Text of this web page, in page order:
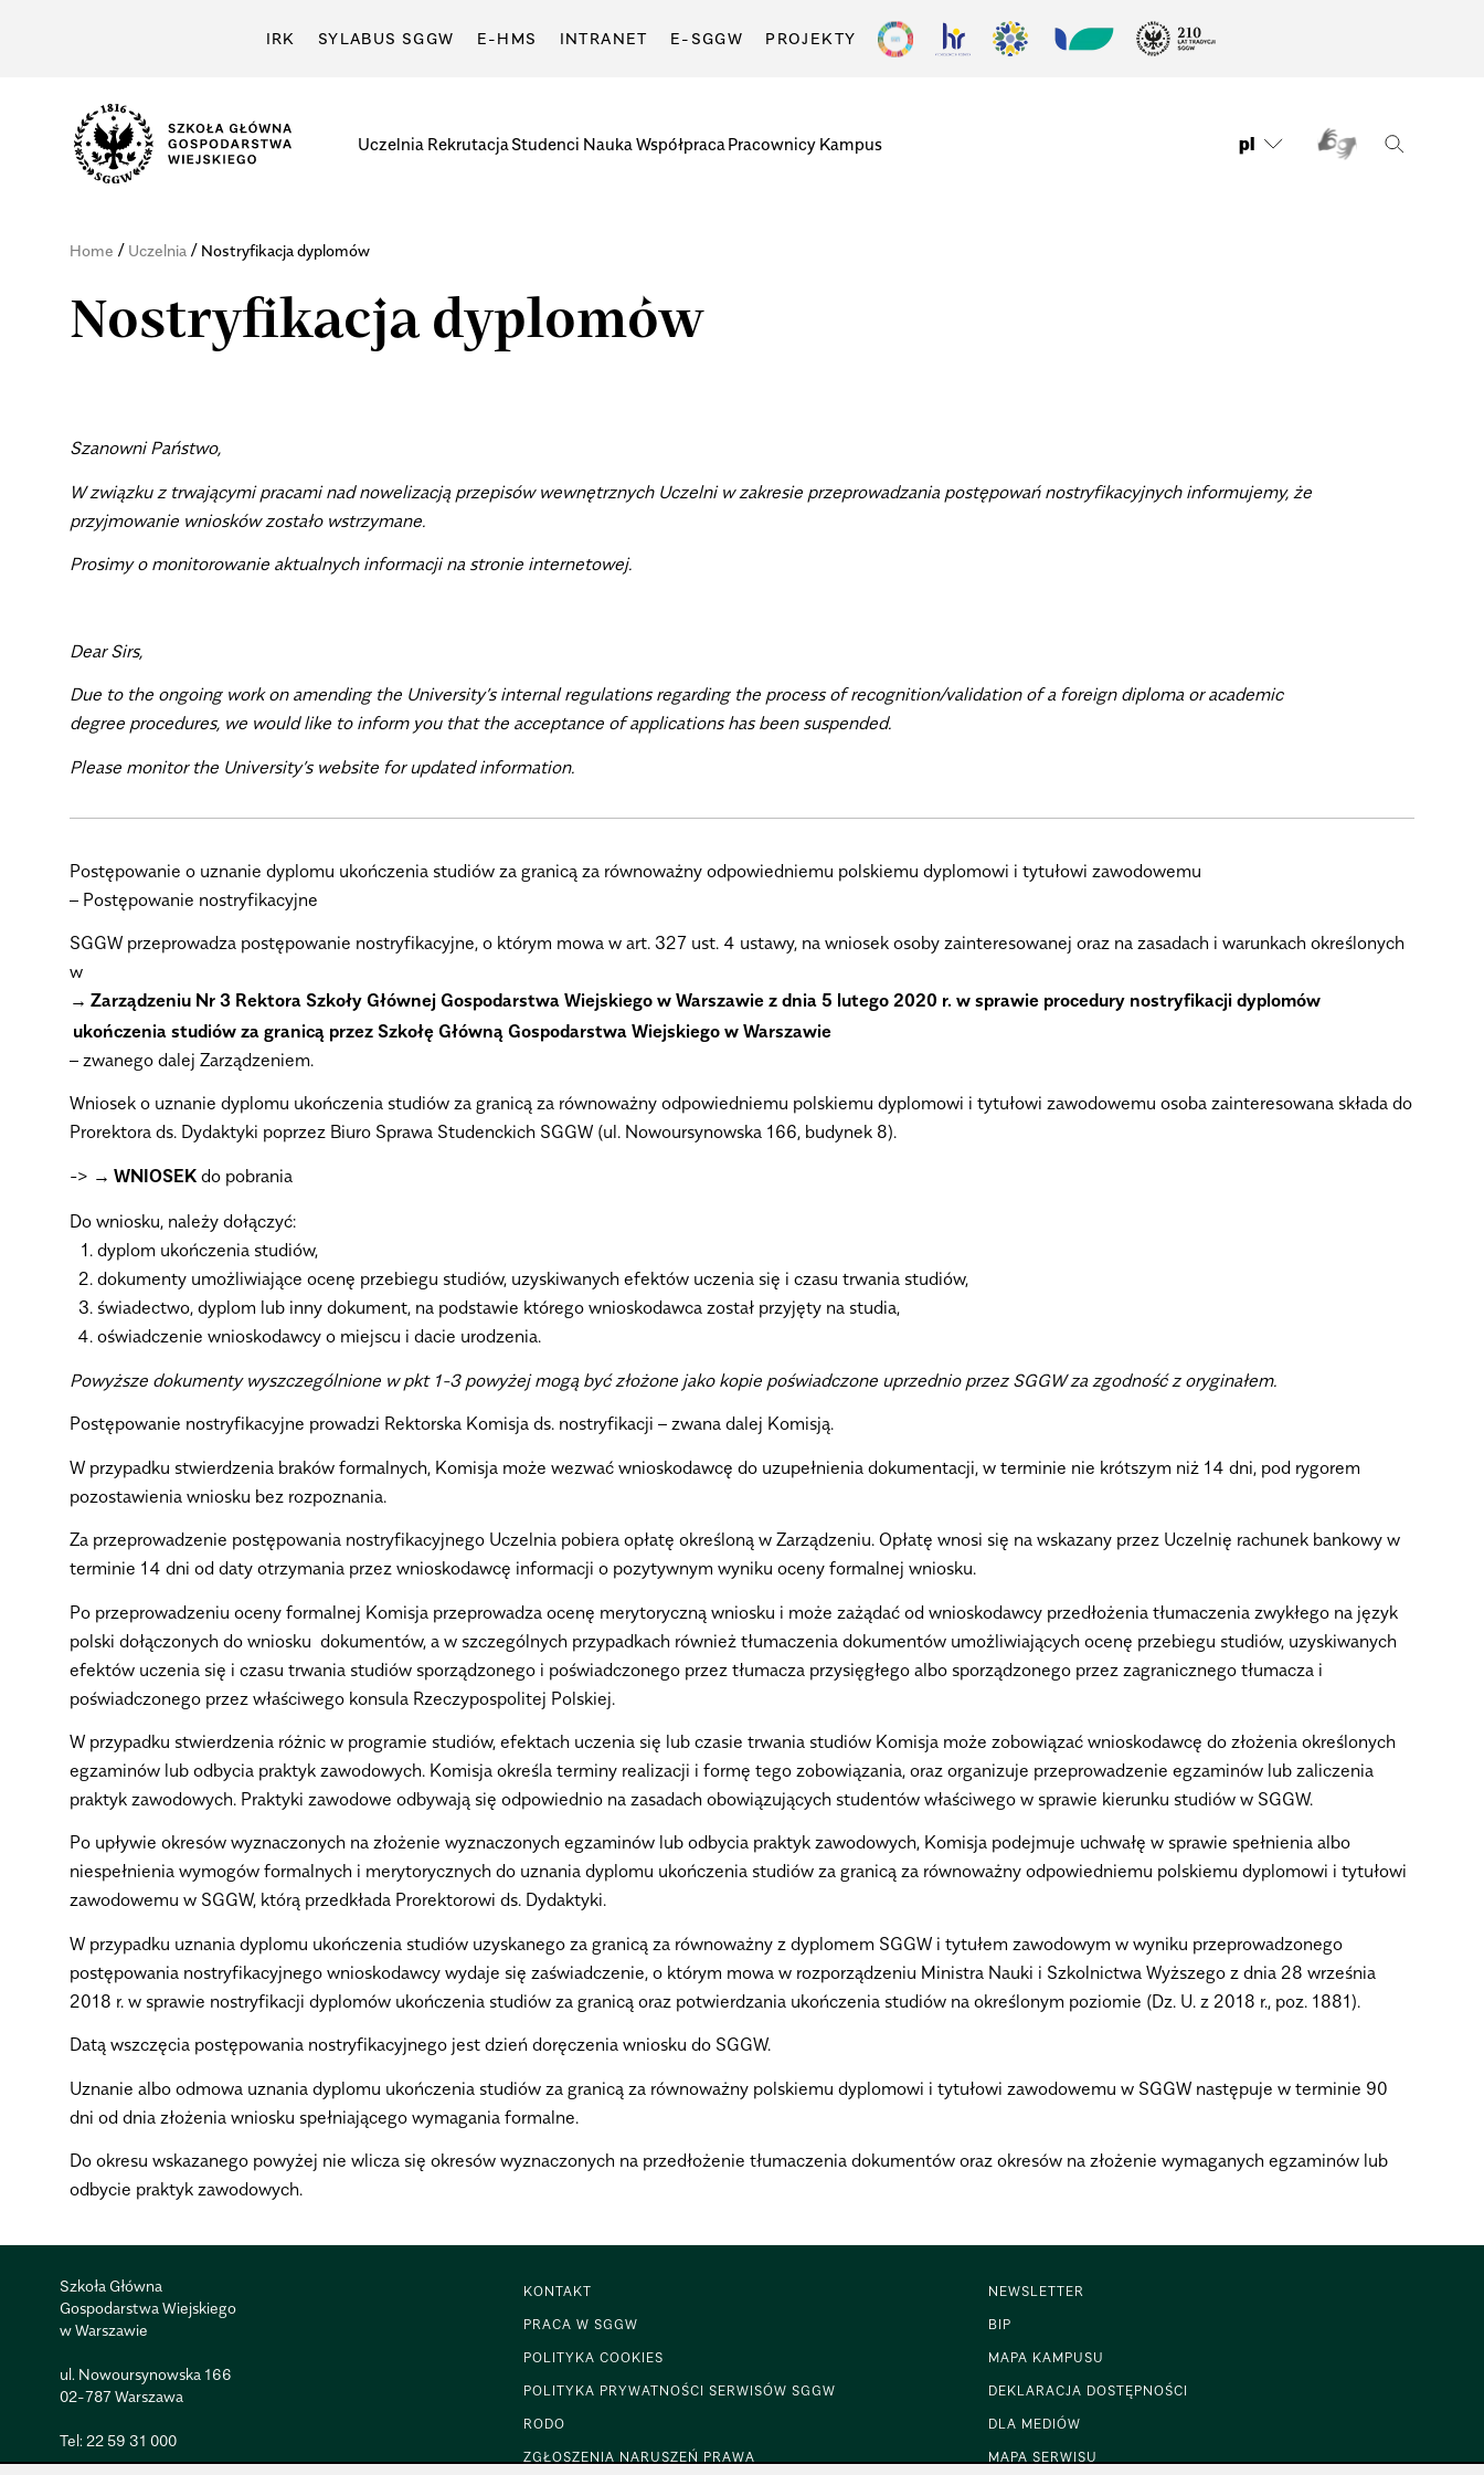
IRK SYLABUS SGGW E-HMS INTRANET E-SGGW PROJEKTY
Uczelnia Rekrutacja Studenci Nauka Współpraca Pracownicy Kampus pl
Home / Uczelnia/ Nostryfikacja dyplomów
Nostryfikacja dyplomów
Szanowni Państwo,
W związku z trwającymi pracami nad nowelizacją przepisów wewnętrznych Uczelni w zakresie przeprowadzania postępowań nostryfikacyjnych informujemy, że
przyjmowanie wniosków zostało wstrzymane.
Prosimy o monitorowanie aktualnych informacji na stronie internetowej.
Dear Sirs,
Due to the ongoing work on amending the University’s internal regulations regarding the process of recognition/validation of a foreign diploma or academic
degree procedures, we would like to inform you that the acceptance of applications has been suspended.
Please monitor the University’s website for updated information.
Postępowanie o uznanie dyplomu ukończenia studiów za granicą za równoważny odpowiedniemu polskiemu dyplomowi i tytułowi zawodowemu
– Postępowanie nostryfikacyjne
SGGW przeprowadza postępowanie nostryfikacyjne, o którym mowa w art. 327 ust. 4 ustawy, na wniosek osoby zainteresowanej oraz na zasadach i warunkach określonych
w
Zarządzeniu Nr 3 Rektora Szkoły Głównej Gospodarstwa Wiejskiego w Warszawie z dnia 5 lutego 2020 r. w sprawie procedury nostryfikacji dyplomów
ukończenia studiów za granicą przez Szkołę Główną Gospodarstwa Wiejskiego w Warszawie
– zwanego dalej Zarządzeniem.
Wniosek o uznanie dyplomu ukończenia studiów za granicą za równoważny odpowiedniemu polskiemu dyplomowi i tytułowi zawodowemu osoba zainteresowana składa do
Prorektora ds. Dydaktyki poprzez Biuro Sprawa Studenckich SGGW (ul. Nowoursynowska 166, budynek 8).
->
WNIOSEKdo pobrania
Do wniosku, należy dołączyć:
dyplom ukończenia studiów,
dokumenty umożliwiające ocenę przebiegu studiów, uzyskiwanych efektów uczenia się i czasu trwania studiów,
świadectwo, dyplom lub inny dokument, na podstawie którego wnioskodawca został przyjęty na studia,
oświadczenie wnioskodawcy o miejscu i dacie urodzenia.
Powyższe dokumenty wyszczególnione w pkt 1-3 powyżej mogą być złożone jako kopie poświadczone uprzednio przez SGGW za zgodność z oryginałem.
Postępowanie nostryfikacyjne prowadzi Rektorska Komisja ds. nostryfikacji – zwana dalej Komisją.
W przypadku stwierdzenia braków formalnych, Komisja może wezwać wnioskodawcę do uzupełnienia dokumentacji, w terminie nie krótszym niż 14 dni, pod rygorem
pozostawienia wniosku bez rozpoznania.
Za przeprowadzenie postępowania nostryfikacyjnego Uczelnia pobiera opłatę określoną w Zarządzeniu. Opłatę wnosi się na wskazany przez Uczelnię rachunek bankowy w
terminie 14 dni od daty otrzymania przez wnioskodawcę informacji o pozytywnym wyniku oceny formalnej wniosku.
Po przeprowadzeniu oceny formalnej Komisja przeprowadza ocenę merytoryczną wniosku i może zażądać od wnioskodawcy przedłożenia tłumaczenia zwykłego na język
polski dołączonych do wniosku dokumentów, a w szczególnych przypadkach również tłumaczenia dokumentów umożliwiających ocenę przebiegu studiów, uzyskiwanych
efektów uczenia się i czasu trwania studiówsporządzonego i poświadczonego przez tłumacza przysięgłego albo sporządzonego przez zagranicznego tłumacza i
poświadczonego przez właściwego konsula Rzeczypospolitej Polskiej.
W przypadku stwierdzenia różnic w programie studiów, efektach uczenia się lub czasie trwania studiów Komisja może zobowiązać wnioskodawcę do złożenia określonych
egzaminów lub odbycia praktyk zawodowych. Komisja określa terminy realizacji i formę tego zobowiązania, oraz organizuje przeprowadzenie egzaminów lub zaliczenia
praktyk zawodowych. Praktyki zawodowe odbywają się odpowiednio na zasadach obowiązujących studentów właściwego w sprawie kierunku studiów w SGGW.
Po upływie okresów wyznaczonych na złożenie wyznaczonych egzaminów lub odbycia praktyk zawodowych, Komisja podejmuje uchwałę w sprawie spełnienia albo
niespełnienia wymogów formalnych i merytorycznych do uznania dyplomu ukończenia studiów za granicą za równoważny odpowiedniemu polskiemu dyplomowi i tytułowi
zawodowemu w SGGW, którą przedkłada Prorektorowi ds. Dydaktyki.
W przypadku uznania dyplomu ukończenia studiów uzyskanego za granicą za równoważny z dyplomem SGGW i tytułem zawodowym w wyniku przeprowadzonego
postępowania nostryfikacyjnego wnioskodawcy wydaje się zaświadczenie, o którym mowa w rozporządzeniu Ministra Nauki i Szkolnictwa Wyższego z dnia 28 września
2018 r. w sprawie nostryfikacji dyplomów ukończenia studiów za granicą oraz potwierdzania ukończenia studiów na określonym poziomie (Dz. U. z 2018 r., poz. 1881).
Datą wszczęcia postępowania nostryfikacyjnego jest dzień doręczenia wniosku do SGGW.
Uznanie albo odmowa uznania dyplomu ukończenia studiów za granicą za równoważny polskiemu dyplomowi i tytułowi zawodowemu w SGGW następuje w terminie 90
dni od dnia złożenia wniosku spełniającego wymagania formalne.
Do okresu wskazanego powyżej nie wlicza się okresów wyznaczonych na przedłożenie tłumaczenia dokumentów oraz okresów na złożenie wymaganych egzaminów lub
odbycie praktyk zawodowych.
Szkoła Główna
Gospodarstwa Wiejskiego
w Warszawie
ul. Nowoursynowska 166
02-787 Warszawa
Tel: 22 59 31 000
KONTAKT
PRACA W SGGW
POLITYKA COOKIES
POLITYKA PRYWATNOŚCI SERWISÓW SGGW
RODO
ZGŁOSZENIA NARUSZEŃ PRAWA
NEWSLETTER
BIP
MAPA KAMPUSU
DEKLARACJA DOSTĘPNOŚCI
DLA MEDIÓW
MAPA SERWISU